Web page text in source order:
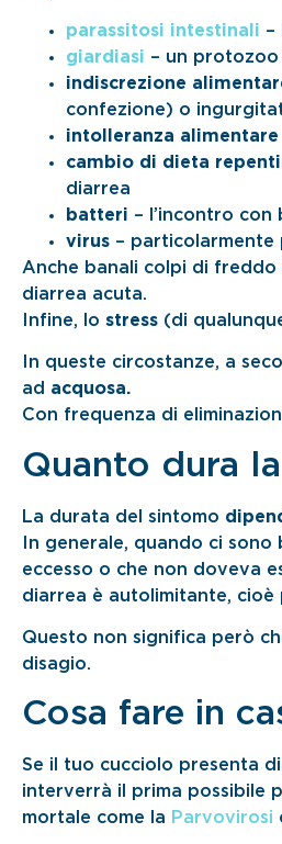
parassitosi intestinali –
giardiasi – un
indiscrezione
confezione) o
intolleranza alimentare
cambio di dieta
diarrea
batteri – l’incontro
virus – particolarmente
Anche banali colpi di freddo
diarrea acuta.
Infine, lo stress (di
In queste circostanze, a
ad acquosa.
Con frequenza di
Quanto dura
La durata del sintomo
In generale, quando ci
eccesso o che non doveva
diarrea è autolimitante, cioè
Questo non significa però
disagio.
Cosa fare in
Se il tuo cucciolo presenta
interverrà il prima possibile
mortale come la Parvovirosi